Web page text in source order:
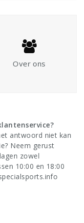
Over ons
antwoord niet kan
? Neem gerust
zowel
10:00 en 18:00